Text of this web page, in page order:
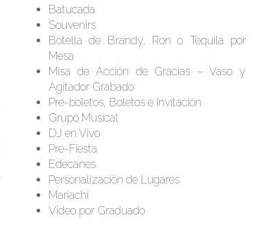
Batucada
Souvenirs
Botella de Brandy, Ron o Tequila por
Mesa
Misa de Acción de Gracias – Vaso y
Agitador Grabado
Pre-boletos, Boletos e Invitación
Grupo Musical
DJ en Vivo
Pre-Fiesta
Edecanes
Personalización de Lugares
Mariachi
Video por Graduado